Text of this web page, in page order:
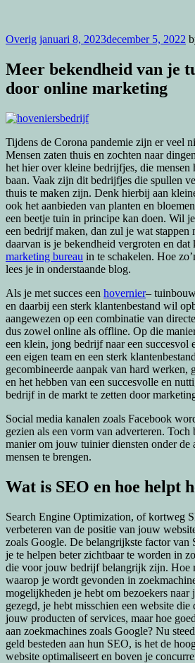
Overig januari 8, 2023december 5, 2022
Meer bekendheid van je
door online marketing
Tijdens de Corona pandemie zijn er veel
Mensen zaten thuis en zochten naar
het hier over kleine bedrijfjes, die mensen
baan. Vaak zijn dit bedrijfjes die spullen
thuis te maken zijn. Denk hierbij aan
ook het aanbieden van planten en
een beetje tuin in principe kan doen. Wil
een bedrijf maken, dan zul je wat stappen
daarvan is je bekendheid vergroten en dat
marketing bureau in te schakelen. Hoe
lees je in onderstaande blog.
Als je met succes een hovernier–
en daarbij een sterk klantenbestand wil
aangewezen op een combinatie van
dus zowel online als offline. Op die
een klein, jong bedrijf naar een succesvol
een eigen team en een sterk
gecombineerde aanpak van hard
en het hebben van een succesvolle en
bedrijf in de markt te zetten door
Social media kanalen zoals Facebook
gezien als een vorm van adverteren.
manier om jouw tuinier diensten onder de
mensen te brengen.
Wat is SEO en hoe helpt
Search Engine Optimization, of kortweg
verbeteren van de positie van jouw
zoals Google. De belangrijkste factor van
je te helpen beter zichtbaar te worden in
die voor jouw bedrijf belangrijk zijn. Hoe
waarop je wordt gevonden in
mogelijkheden je hebt om bezoekers naar
gezegd, je hebt misschien een website
jouw producten of services, maar hoe
aan zoekmachines zoals Google? Nu
geld besteden aan hun SEO, is het de
website optimaliseert en boven je